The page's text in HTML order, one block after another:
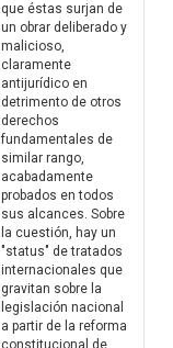
que éstas surjan de
un obrar deliberado y
malicioso,
claramente
antijurídico en
detrimento de otros
derechos
fundamentales de
similar rango,
acabadamente
probados en todos
sus alcances. Sobre
la cuestión, hay un
"status" de tratados
internacionales que
gravitan sobre la
legislación nacional
a partir de la reforma